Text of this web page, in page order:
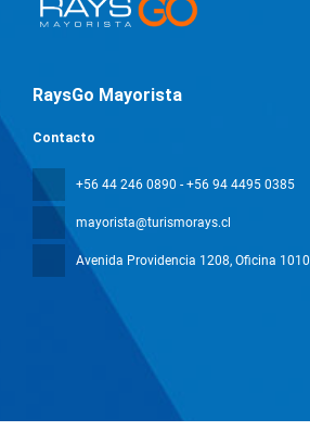
RaysGo Mayorista
Contacto
+56 44 246 0890 - +56 94 4495 0385
mayorista@turismorays.cl
Avenida Providencia 1208, Oficina 1010